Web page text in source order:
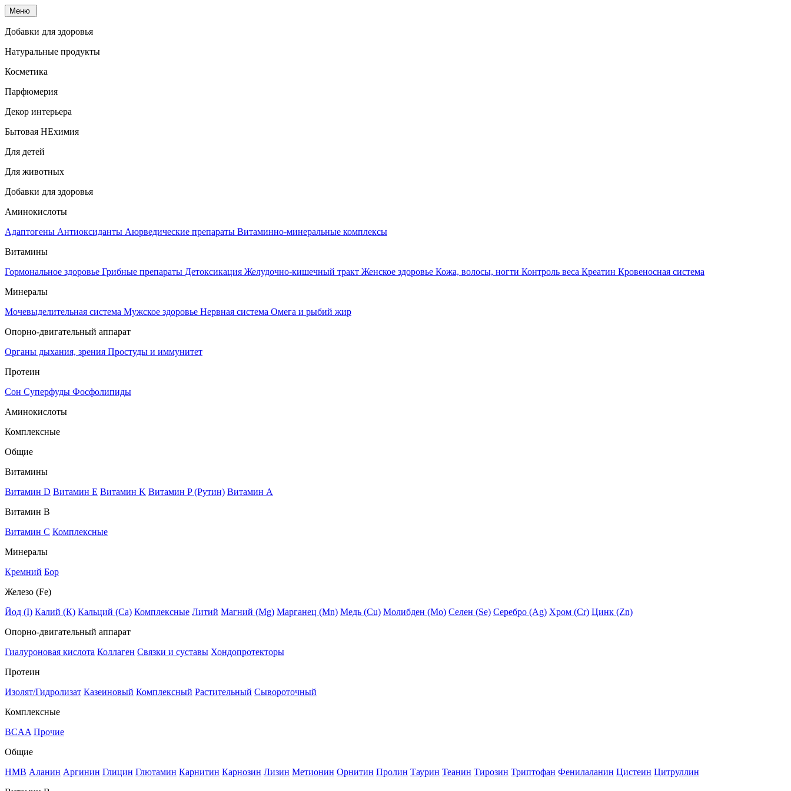
Меню
Добавки для здоровья
Натуральные продукты
Косметика
Парфюмерия
Декор интерьера
Бытовая НЕхимия
Для детей
Для животных
Добавки для здоровья
Аминокислоты
Адаптогены Антиоксиданты Аюрведические препараты Витаминно-минеральные комплексы
Витамины
Гормональное здоровье Грибные препараты Детоксикация Желудочно-кишечный тракт Женское здоровье Кожа, волосы, ногти Контроль веса Креатин Кровеносная система
Минералы
Мочевыделительная система Мужское здоровье Нервная система Омега и рыбий жир
Опорно-двигательный аппарат
Органы дыхания, зрения Простуды и иммунитет
Протеин
Сон Суперфуды Фосфолипиды
Аминокислоты
Комплексные
Общие
Витамины
Витамин D Витамин E Витамин K Витамин P (Рутин) Витамин А
Витамин В
Витамин C Комплексные
Минералы
Кремний Бор
Железо (Fe)
Йод (I) Калий (К) Кальций (Са) Комплексные Литий Магний (Mg) Марганец (Mn) Медь (Сu) Молибден (Мо) Селен (Se) Серебро (Ag) Хром (Cr) Цинк (Zn)
Опорно-двигательный аппарат
Гиалуроновая кислота Коллаген Связки и суставы Хондопротекторы
Протеин
Изолят/Гидролизат Казеиновый Комплексный Растительный Сывороточный
Комплексные
BCAA Прочие
Общие
HMB Аланин Аргинин Глицин Глютамин Карнитин Карнозин Лизин Метионин Орнитин Пролин Таурин Теанин Тирозин Триптофан Фенилаланин Цистеин Цитруллин